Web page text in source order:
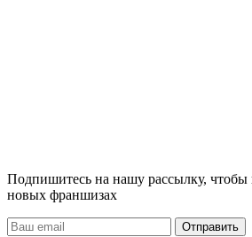
Подпишитесь на нашу рассылку, чтобы
новых франшизах